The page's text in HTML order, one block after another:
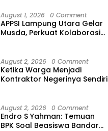
August 1, 2026 0 Comment
APPSI Lampung Utara Gelar
Musda, Perkuat Kolaborasi
Bermartabat
August 2, 2026 0 Comment
Ketika Warga Menjadi
Kontraktor Negerinya Sendiri
August 2, 2026 0 Comment
Endro S Yahman: Temuan
BPK Soal Beasiswa Bandar